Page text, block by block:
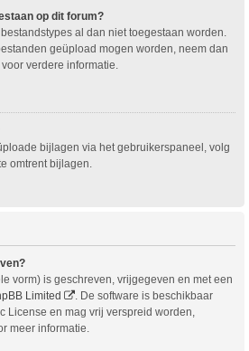
op dit forum?
al dan niet toegestaan worden.
geüpload mogen worden, neem dan
verdere informatie.
bijlagen via het gebruikerspaneel, volg
omtrent bijlagen.
vorm) is geschreven, vrijgegeven en met een
Limited
. De software is beschikbaar
License en mag vrij verspreid worden,
meer informatie.